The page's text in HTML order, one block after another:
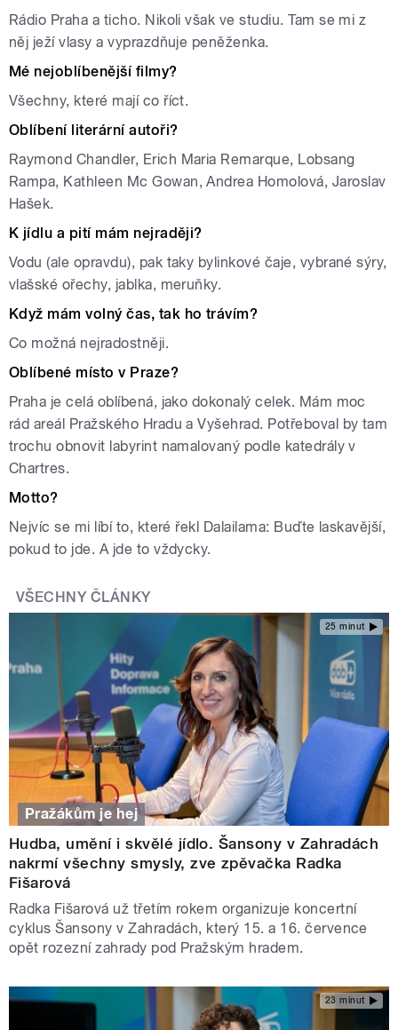
Rádio Praha a ticho. Nikoli však ve studiu. Tam se mi z
něj ježí vlasy a vyprazdňuje peněženka.
Mé nejoblíbenější filmy?
Všechny, které mají co říct.
Oblíbení literární autoři?
Raymond Chandler, Erich Maria Remarque, Lobsang
Rampa, Kathleen Mc Gowan, Andrea Homolová, Jaroslav
Hašek.
K jídlu a pití mám nejraději?
Vodu (ale opravdu), pak taky bylinkové čaje, vybrané sýry,
vlašské ořechy, jablka, meruňky.
Když mám volný čas, tak ho trávím?
Co možná nejradostněji.
Oblíbené místo v Praze?
Praha je celá oblíbená, jako dokonalý celek. Mám moc
rád areál Pražského Hradu a Vyšehrad. Potřeboval by tam
trochu obnovit labyrint namalovaný podle katedrály v
Chartres.
Motto?
Nejvíc se mi líbí to, které řekl Dalailama: Buďte laskavější,
pokud to jde. A jde to vždycky.
VŠECHNY ČLÁNKY
25 minut
Pražákům je hej
Hudba, umění i skvělé jídlo. Šansony v Zahradách
nakrmí všechny smysly, zve zpěvačka Radka
Fišarová
Radka Fišarová už třetím rokem organizuje koncertní
cyklus Šansony v Zahradách, který 15. a 16. července
opět rozezní zahrady pod Pražským hradem.
23 minut